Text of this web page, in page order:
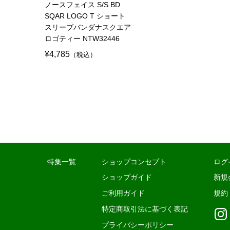
ノースフェイス S/S BD
SQAR LOGO T ショート
スリーブバンダナスクエア
ロゴティー NTW32446
¥4,785 （税込）
特集一覧
ショップコンセプト
ショップガイド
ご利用ガイド
特定商取引法に基づく表記
プライバシーポリシー
ログ
新規
規約